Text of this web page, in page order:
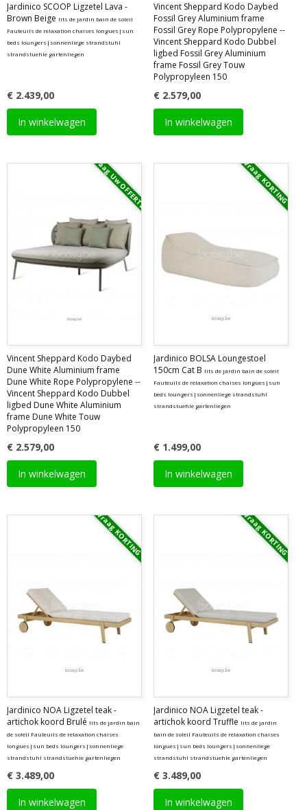
Jardinico SCOOP Ligzetel Lava -
Brown Beige lits de jardin bain de soleil
Fauteuils de relaxation chaises longues|sun
beds loungers|sonnenliege strandstuhl
strandstuehle gartenliegen
€ 2.439,00
In winkelwagen
Vincent Sheppard Kodo Daybed
Fossil Grey Aluminium frame
Fossil Grey Rope Polypropylene --
Vincent Sheppard Kodo Dubbel
ligbed Fossil Grey Aluminium
frame Fossil Grey Touw
Polypropyleen 150
€ 2.579,00
In winkelwagen
Vraag Uw OFFERTE
Vincent Sheppard Kodo Daybed
Dune White Aluminium frame
Dune White Rope Polypropylene --
Vincent Sheppard Kodo Dubbel
ligbed Dune White Aluminium
frame Dune White Touw
Polypropyleen 150
€ 2.579,00
In winkelwagen
Vraag KORTING
Jardinico BOLSA Loungestoel
150cm Cat B lits de jardin bain de soleil
Fauteuils de relaxation chaises longues|sun
beds loungers|sonnenliege strandstuhl
strandstuehle gartenliegen
€ 1.499,00
In winkelwagen
Vraag KORTING
Jardinico NOA Ligzetel teak -
artichok koord Brulé lits de jardin bain
de soleil Fauteuils de relaxation chaises
longues|sun beds loungers|sonnenliege
strandstuhl strandstuehle gartenliegen
€ 3.489,00
In winkelwagen
Vraag KORTING
Jardinico NOA Ligzetel teak -
artichok koord Truffle lits de jardin
bain de soleil Fauteuils de relaxation chaises
longues|sun beds loungers|sonnenliege
strandstuhl strandstuehle gartenliegen
€ 3.489,00
In winkelwagen